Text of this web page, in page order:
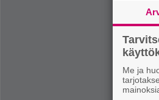
Me ja